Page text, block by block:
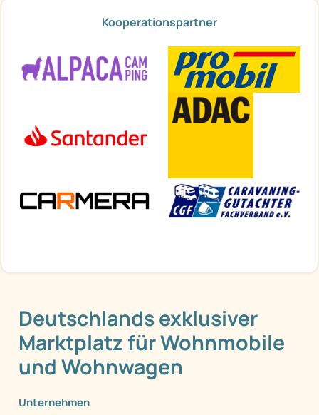
Kooperationspartner
Deutschlands exklusiver
Marktplatz für Wohnmobile
und Wohnwagen
Unternehmen